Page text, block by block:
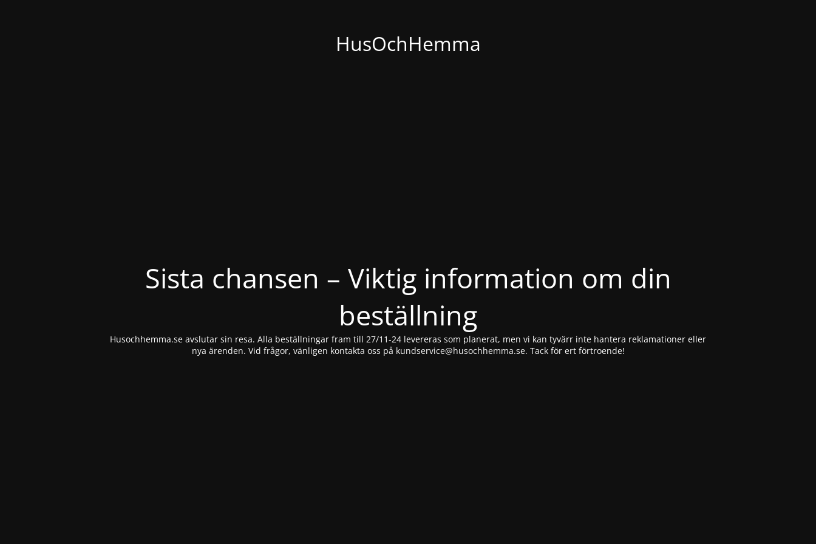
HusOchHemma
Sista chansen – Viktig information om din
beställning
Husochhemma.se avslutar sin resa. Alla beställningar fram till 27/11-24 levereras som planerat, men vi kan tyvärr inte hantera reklamationer eller
nya ärenden. Vid frågor, vänligen kontakta oss på kundservice@husochhemma.se. Tack för ert förtroende!